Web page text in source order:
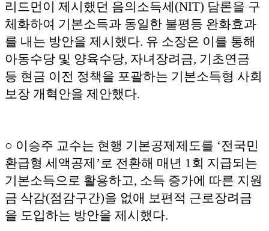
리드먼이 제시했던 음의소득세(NIT) 담론을 구
체화하여 기본소득과 동일한 불평등 완화효과
를 내는 방안을 제시했다. 유 소장은 이를 통해
아동수당 및 양육수당, 자녀장려금, 기초연금
등 현금 이전 정책을 포괄하는 기본소득형 사회
보장 개혁안을 제안했다.
○ 이승주 교수는 현행 기본공제제도를 ‘전국민
환급형 세액공제’로 전환해 매년 1회 지급되는
기본소득으로 활용하고, 소득 증가에 따른 지원
금 삭감(점감구간)을 없애 보편적 근로장려금
을 도입하는 방안을 제시했다.